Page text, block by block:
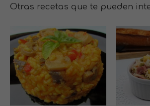
Otras recetas que te pueden